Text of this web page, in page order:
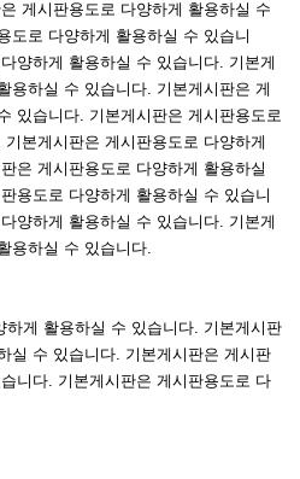
게시판용도로 다양하게 활용하실 수
도로 다양하게 활용하실 수 있습니
양하게 활용하실 수 있습니다. 기본게
용하실 수 있습니다. 기본게시판은 게
있습니다. 기본게시판은 게시판용도로
본게시판은 게시판용도로 다양하게
은 게시판용도로 다양하게 활용하실
용도로 다양하게 활용하실 수 있습니
양하게 활용하실 수 있습니다. 기본게
용하실 수 있습니다.
하게 활용하실 수 있습니다. 기본게시판
실 수 있습니다. 기본게시판은 게시판
니다. 기본게시판은 게시판용도로 다